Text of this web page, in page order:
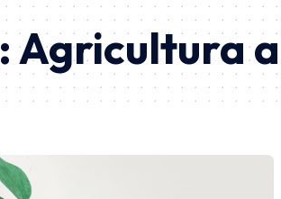
Agricultura